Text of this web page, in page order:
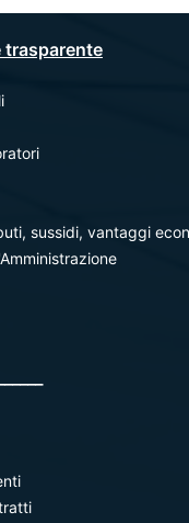
trasparente
sussidi, vantaggi